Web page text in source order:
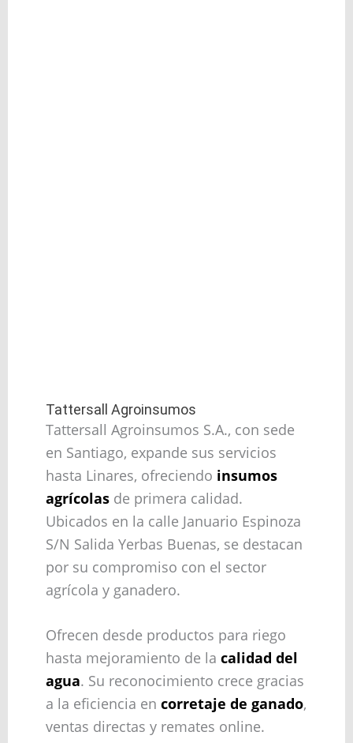
Tattersall Agroinsumos
Tattersall Agroinsumos S.A., con sede
en Santiago, expande sus servicios
hasta Linares, ofreciendo insumos
agrícolasde primera calidad.
Ubicados en la calle Januario Espinoza
S/N Salida Yerbas Buenas, se destacan
por su compromiso con el sector
agrícola y ganadero.
Ofrecen desde productos para riego
hasta mejoramiento de la calidad del
agua. Su reconocimiento crece gracias
a la eficiencia en corretaje de ganado,
ventas directas y remates online.